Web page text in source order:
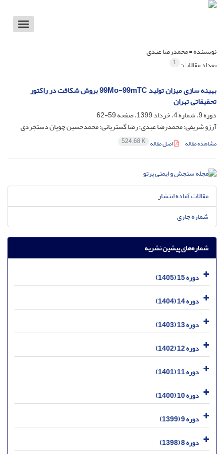
Toggle
نویسنده =محمدرضا عبدی
تعداد مقالات: 1
بهینه سازی میزان تولید 99Mo-99mTC بروش شکافت در راکتور
تحقیقاتی تهران
دوره 9، شماره 4، خرداد 1399، صفحه
59-62
آرزو شریفی؛ محمدرضا عبدی؛ رضا گستریانی؛ محمدحسین چوپان دستجردی
مشاهده مقاله اصل مقاله 524.68 K
مقالات آماده انتشار
شماره جاری
شماره‌های پیشین نشریه
دوره 15 (1405)
دوره 14 (1404)
دوره 13 (1403)
دوره 12 (1402)
دوره 11 (1401)
دوره 10 (1400)
دوره 9 (1399)
دوره 8 (1398)